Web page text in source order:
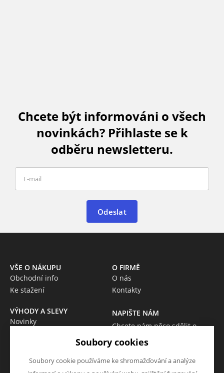
Chcete být informováni o všech
novinkách? Přihlaste se k
odběru newsletteru.
Odeslat
VŠE O NÁKUPU
Obchodní info
Ke stažení
O FIRMĚ
O nás
Kontakty
VÝHODY A SLEVY
Novinky
NAPIŠTE NÁM
Chcete nám něco sdělit o
našich produktech nebo e-
Chci napsat zprávu
Soubory cookies
Soubory cookie používáme ke shromažďování a analýze